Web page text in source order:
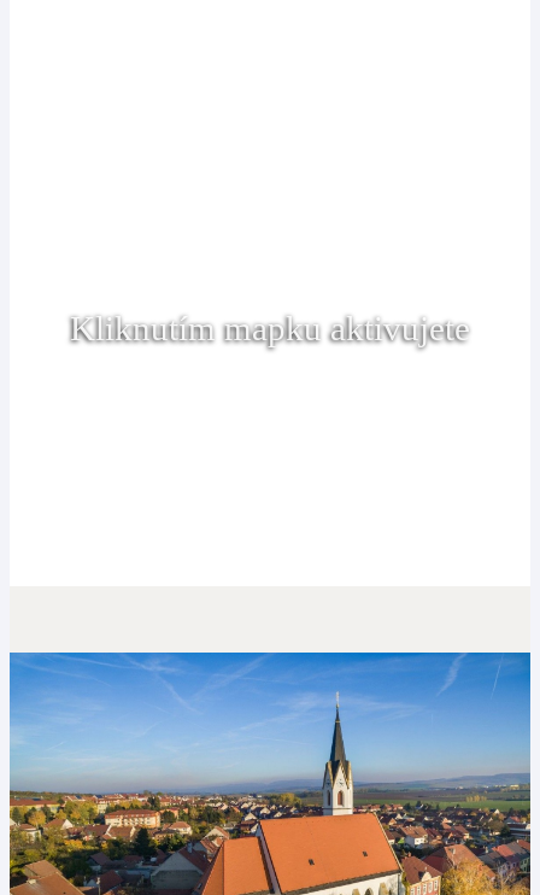
Kliknutím mapku aktivujete